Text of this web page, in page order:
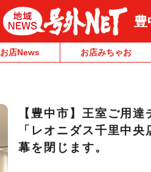
豊
お店News お店みちゃお
【豊中市】王室ご用
「レオニダス千里中
幕を閉じます。